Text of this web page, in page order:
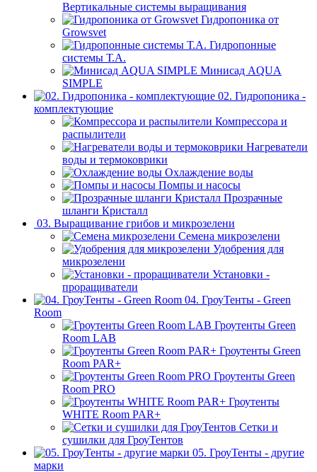
Вертикальные системы выращивания
Гидропоника от
Growsvet
Гидропонные
системы Т.A.
Минисад AQUA
SIMPLE
02. Гидропоника -
комплектующие
Компрессора и
распылители
Нагреватели
воды и термоковрики
Охлаждение воды
Помпы и насосы
Прозрачные
шланги Кристалл
03. Выращивание грибов и микрозелени
Семена микрозелени
Удобрения для
микрозелени
Установки -
проращиватели
04. ГроуТенты - Green
Room
Гроутенты Green
Room LAB
Гроутенты Green
Room PAR+
Гроутенты Green
Room PRO
Гроутенты
WHITE Room PAR+
Сетки и
сушилки для ГроуТентов
05. ГроуТенты - другие
марки